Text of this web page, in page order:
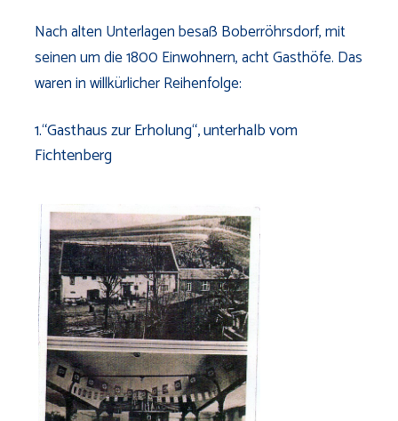
Nach alten Unterlagen besaß Boberröhrsdorf, mit
seinen um die 1800 Einwohnern, acht Gasthöfe. Das
waren in willkürlicher Reihenfolge:
1.“Gasthaus zur Erholung“, unterhalb vom
Fichtenberg